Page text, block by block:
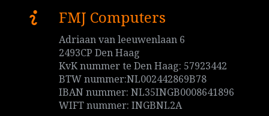
FMJ Computers
Adriaan van leeuwenlaan 6
2493CP Den Haag
KvK nummer te Den Haag: 57923442
BTW nummer:NL002442869B78
IBAN nummer: NL35INGB0008641896
WIFT nummer: INGBNL2A